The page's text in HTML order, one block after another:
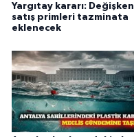
Yargıtay kararı: Değişken
satış primleri tazminata
eklenecek